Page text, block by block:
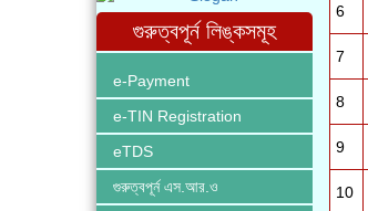
গুরুত্বপূর্ন লিঙ্কসমূহ
e-Payment
e-TIN Registration
eTDS
গুরুত্বপূর্ন এস.আর.ও
6
7
8
9
10